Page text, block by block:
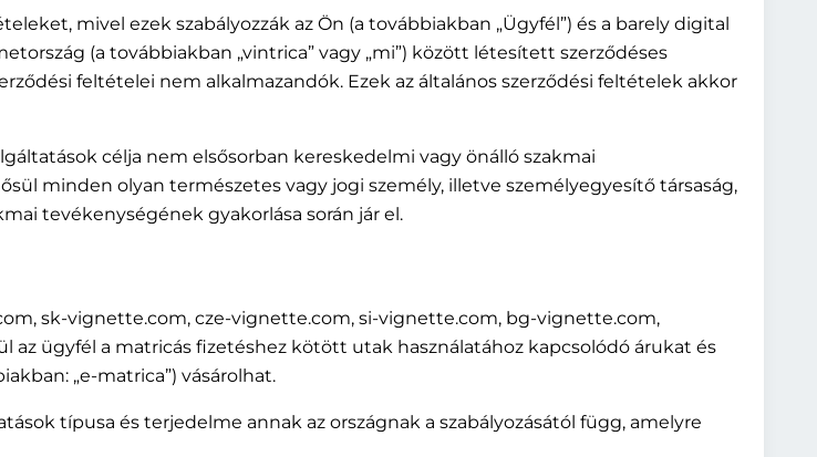
mivel ezek szabályozzák az Ön (a továbbiakban „Ügyfél”) és a barely digital
(a továbbiakban „vintrica” vagy „mi”) között létesített szerződéses
feltételei nem alkalmazandók. Ezek az általános szerződési feltételek akkor
célja nem elsősorban kereskedelmi vagy önálló szakmai
minden olyan természetes vagy jogi személy, illetve személyegyesítő társaság,
tevékenységének gyakorlása során jár el.
sk-vignette.com, cze-vignette.com, si-vignette.com, bg-vignette.com,
ügyfél a matricás fizetéshez kötött utak használatához kapcsolódó árukat és
„e-matrica”) vásárolhat.
típusa és terjedelme annak az országnak a szabályozásától függ, amelyre